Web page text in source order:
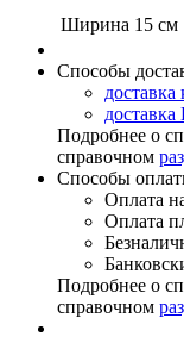
Ширина 15 см
Способы
Подробнее о
справочном
Способы
Оплата
Оплата
Подробнее о
справочном